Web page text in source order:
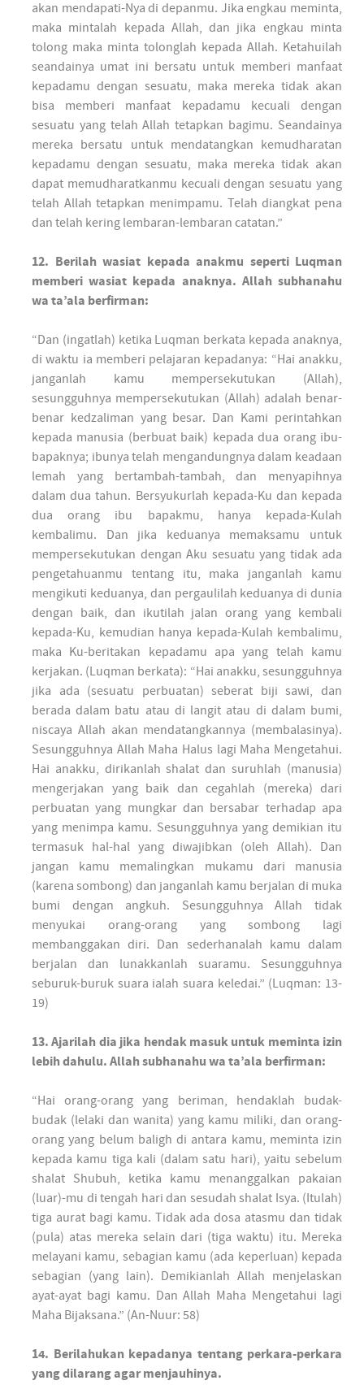
akan mendapati-Nya di depanmu. Jika engkau meminta,
maka mintalah kepada Allah, dan jika engkau minta
tolong maka minta tolonglah kepada Allah. Ketahuilah
seandainya umat ini bersatu untuk memberi manfaat
kepadamu dengan sesuatu, maka mereka tidak akan
bisa memberi manfaat kepadamu kecuali dengan
sesuatu yang telah Allah tetapkan bagimu. Seandainya
mereka bersatu untuk mendatangkan kemudharatan
kepadamu dengan sesuatu, maka mereka tidak akan
dapat memudharatkanmu kecuali dengan sesuatu yang
telah Allah tetapkan menimpamu. Telah diangkat pena
dan telah kering lembaran-lembaran catatan.”
12. Berilah wasiat kepada anakmu seperti Luqman
memberi wasiat kepada anaknya. Allah subhanahu
wa ta’ala berfirman:
“Dan (ingatlah) ketika Luqman berkata kepada anaknya,
di waktu ia memberi pelajaran kepadanya: “Hai anakku,
janganlah kamu mempersekutukan (Allah),
sesungguhnya mempersekutukan (Allah) adalah benar-
benar kedzaliman yang besar. Dan Kami perintahkan
kepada manusia (berbuat baik) kepada dua orang ibu-
bapaknya; ibunya telah mengandungnya dalam keadaan
lemah yang bertambah-tambah, dan menyapihnya
dalam dua tahun. Bersyukurlah kepada-Ku dan kepada
dua orang ibu bapakmu, hanya kepada-Kulah
kembalimu. Dan jika keduanya memaksamu untuk
mempersekutukan dengan Aku sesuatu yang tidak ada
pengetahuanmu tentang itu, maka janganlah kamu
mengikuti keduanya, dan pergaulilah keduanya di dunia
dengan baik, dan ikutilah jalan orang yang kembali
kepada-Ku, kemudian hanya kepada-Kulah kembalimu,
maka Ku-beritakan kepadamu apa yang telah kamu
kerjakan. (Luqman berkata): “Hai anakku, sesungguhnya
jika ada (sesuatu perbuatan) seberat biji sawi, dan
berada dalam batu atau di langit atau di dalam bumi,
niscaya Allah akan mendatangkannya (membalasinya).
Sesungguhnya Allah Maha Halus lagi Maha Mengetahui.
Hai anakku, dirikanlah shalat dan suruhlah (manusia)
mengerjakan yang baik dan cegahlah (mereka) dari
perbuatan yang mungkar dan bersabar terhadap apa
yang menimpa kamu. Sesungguhnya yang demikian itu
termasuk hal-hal yang diwajibkan (oleh Allah). Dan
jangan kamu memalingkan mukamu dari manusia
(karena sombong) dan janganlah kamu berjalan di muka
bumi dengan angkuh. Sesungguhnya Allah tidak
menyukai orang-orang yang sombong lagi
membanggakan diri. Dan sederhanalah kamu dalam
berjalan dan lunakkanlah suaramu. Sesungguhnya
seburuk-buruk suara ialah suara keledai.” (Luqman: 13-
19)
13. Ajarilah dia jika hendak masuk untuk meminta izin
lebih dahulu. Allah subhanahu wa ta’ala berfirman:
“Hai orang-orang yang beriman, hendaklah budak-
budak (lelaki dan wanita) yang kamu miliki, dan orang-
orang yang belum baligh di antara kamu, meminta izin
kepada kamu tiga kali (dalam satu hari), yaitu sebelum
shalat Shubuh, ketika kamu menanggalkan pakaian
(luar)-mu di tengah hari dan sesudah shalat Isya. (Itulah)
tiga aurat bagi kamu. Tidak ada dosa atasmu dan tidak
(pula) atas mereka selain dari (tiga waktu) itu. Mereka
melayani kamu, sebagian kamu (ada keperluan) kepada
sebagian (yang lain). Demikianlah Allah menjelaskan
ayat-ayat bagi kamu. Dan Allah Maha Mengetahui lagi
Maha Bijaksana.” (An-Nuur: 58)
14. Berilahukan kepadanya tentang perkara-perkara
yang dilarang agar menjauhinya.